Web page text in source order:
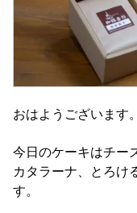
おはようございます。
今日のケーキはチー
カタラーナ、とろけ
す。